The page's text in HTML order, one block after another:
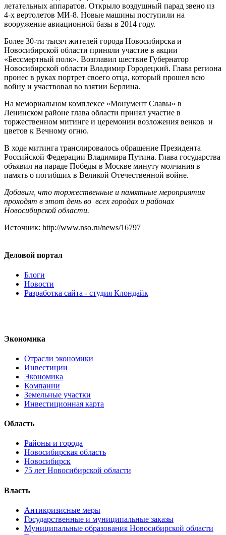
летательных аппаратов. Открыло воздушный парад звено из
4-х вертолетов МИ-8. Новые машины поступили на
вооружение авиационной базы в 2014 году.
Более 30-ти тысяч жителей города Новосибирска и
Новосибирской области приняли участие в акции
«Бессмертный полк». Возглавил шествие Губернатор
Новосибирской области Владимир Городецкий. Глава региона
пронес в руках портрет своего отца, который прошел всю
войну и участвовал во взятии Берлина.
На мемориальном комплексе «Монумент Славы» в
Ленинском районе глава области принял участие в
торжественном митинге и церемонии возложения венков и
цветов к Вечному огню.
В ходе митинга транслировалось обращение Президента
Российской Федерации Владимира Путина. Глава государства
объявил на параде Победы в Москве минуту молчания в
память о погибших в Великой Отечественной войне.
Добавим, что торжественные и памятные мероприятия
проходят в этот день во всех городах и районах
Новосибирской области.
Источник: http://www.nso.ru/news/16797
Деловой портал
Блоги
Новости
Разработка сайта - студия Клондайк
Экономика
Отрасли экономики
Инвестиции
Экономика
Компании
Земельные участки
Инвестиционная карта
Область
Районы и города
Новосибирская область
Новосибирск
75 лет Новосибирской области
Власть
Антикризисные меры
Государственные и муниципальные заказы
Муниципальные образования Новосибирской области